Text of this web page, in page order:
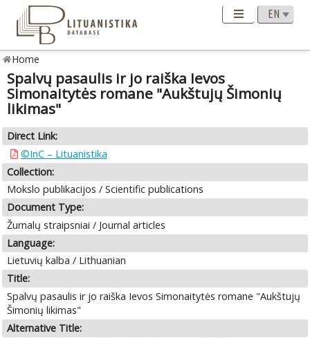
Home
Spalvų pasaulis ir jo raiška Ievos
Simonaitytės romane "Aukštujų Šimonių
likimas"
Direct Link:
©InC – Lituanistika
Collection:
Mokslo publikacijos / Scientific publications
Document Type:
Žurnalų straipsniai / Journal articles
Language:
Lietuvių kalba / Lithuanian
Title:
Spalvų pasaulis ir jo raiška Ievos Simonaitytės romane "Aukštujų
Šimonių likimas"
Alternative Title: